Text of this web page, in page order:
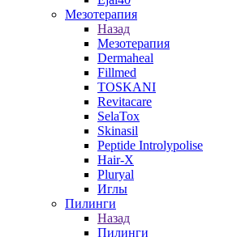
Мезотерапия
Назад
Мезотерапия
Dermaheal
Fillmed
TOSKANI
Revitacare
SelaTox
Skinasil
Peptide Introlypolise
Hair-X
Pluryal
Иглы
Пилинги
Назад
Пилинги